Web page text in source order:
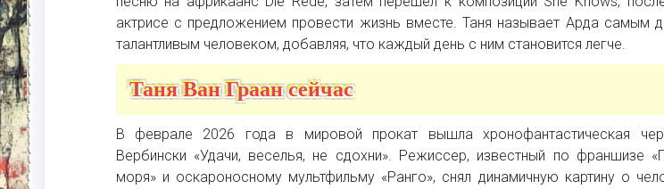
актрисе с предложением провести жизнь вместе. Таня называет Арда
талантливым человеком, добавляя, что каждый день с ним становится легче.
Таня Ван Граан сейчас
В феврале 2026 года в мировой прокат вышла хронофантастическая
Вербински «Удачи, веселья, не сдохни». Режиссер, известный по франшизе
моря» и оскароносному мультфильму «Ранго», снял динамичную картину о